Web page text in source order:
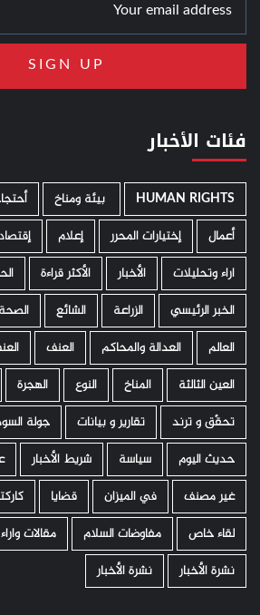
فئات الأخبار
HUMAN RIGHTS ­ بيئة ومناخ
أعمال
إختيارات المحرر إعلام
اراء وتحليلات
الأخبار الأكثر قراءة
الخبر الرئيسي
الزراعة الشائع الصحة
العالم
العدالة والمحاكم العنف
العين الثالثة
المناخ النوع الهجرة
تحقّق و ترند
تقارير و بيانات
جولة
حديث اليوم
سياسة شريط الأخبار
غير مصنف
في الميزان قضايا
لقاء خاص
مفاوضات السلام مقالات واراء
نشرة الأخبار
نشرة الأخبار